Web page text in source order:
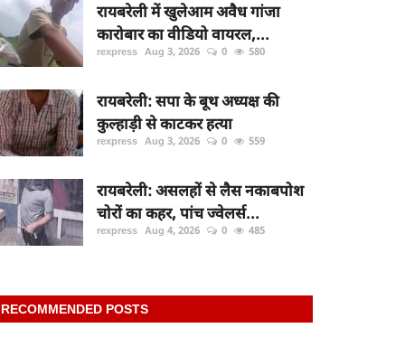
रायबरेली में खुलेआम अवैध गांजा
कारोबार का वीडियो वायरल,...
rexpress Aug 3, 2026 0 580
रायबरेली: सपा के बूथ अध्यक्ष की
कुल्हाड़ी से काटकर हत्या
rexpress Aug 3, 2026 0 559
रायबरेली: असलहों से लैस नकाबपोश
चोरों का कहर, पांच ज्वेलर्स...
rexpress Aug 4, 2026 0 485
RECOMMENDED POSTS